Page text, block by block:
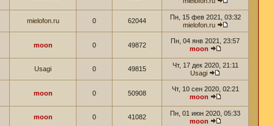
mielofon.ru 0 62044
Пн, 15 фев 2021, 03:32
mielofon.ru
moon 0 49872
Пн, 04 янв 2021, 23:57
moon
Usagi 0 49815
Чт, 17 дек 2020, 21:11
Usagi
moon 0 50908
Чт, 10 сен 2020, 02:21
moon
moon 0 41082
Пн, 01 июн 2020, 05:33
moon